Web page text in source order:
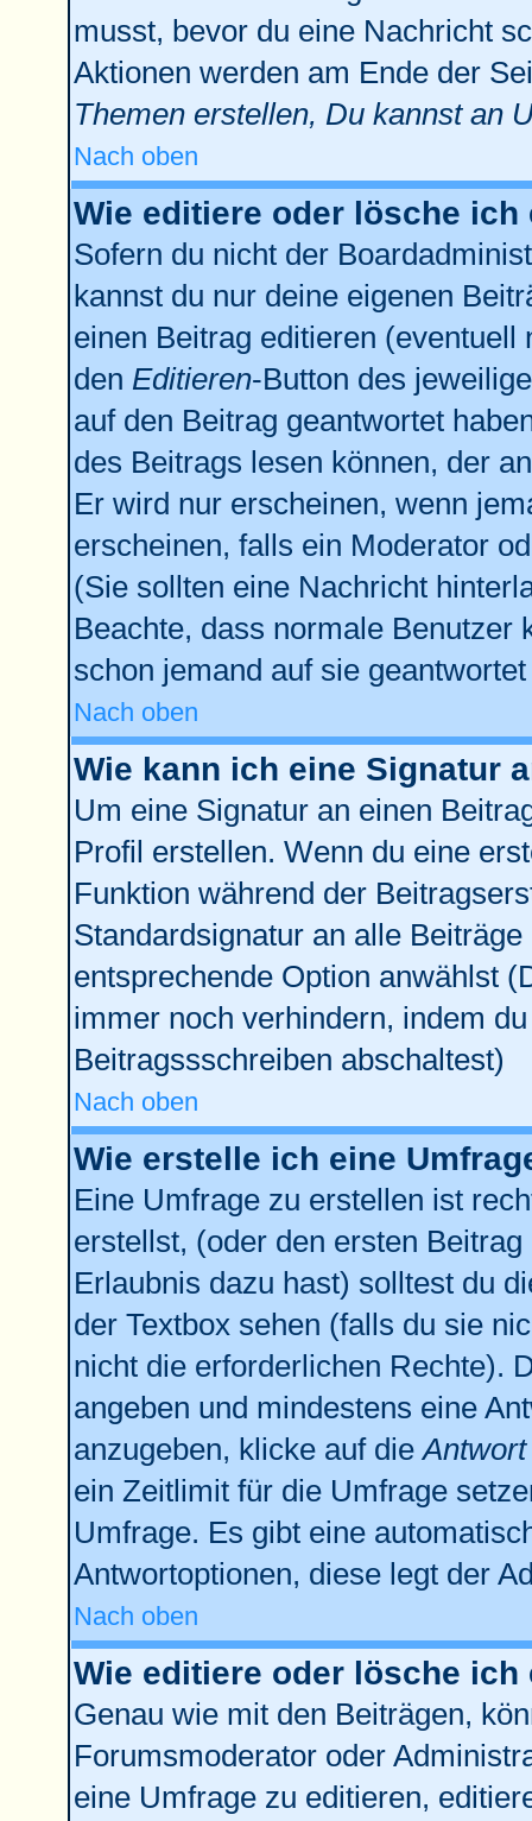
musst, bevor du eine Nachricht
Aktionen werden am Ende der
Themen erstellen, Du kannst an
Nach oben
Wie editiere oder lösche ich
Sofern du nicht der
kannst du nur deine eigenen
einen Beitrag editieren
den Editieren-Button des
auf den Beitrag geantwortet
des Beitrags lesen können, der
Er wird nur erscheinen, wenn
erscheinen, falls ein Moderator
(Sie sollten eine Nachricht
Beachte, dass normale Benutzer
schon jemand auf sie geantwortet
Nach oben
Wie kann ich eine Signatur
Um eine Signatur an einen
Profil erstellen. Wenn du eine
Funktion während der
Standardsignatur an alle
entsprechende Option anwählst
immer noch verhindern, indem
Beitragssschreiben abschaltest)
Nach oben
Wie erstelle ich eine
Eine Umfrage zu erstellen ist
erstellst, (oder den ersten
Erlaubnis dazu hast) solltest du
der Textbox sehen (falls du sie
nicht die erforderlichen Rechte).
angeben und mindestens eine
anzugeben, klicke auf die
ein Zeitlimit für die Umfrage
Umfrage. Es gibt eine
Antwortoptionen, diese legt der
Nach oben
Wie editiere oder lösche ich
Genau wie mit den Beiträgen,
Forumsmoderator oder
eine Umfrage zu editieren,